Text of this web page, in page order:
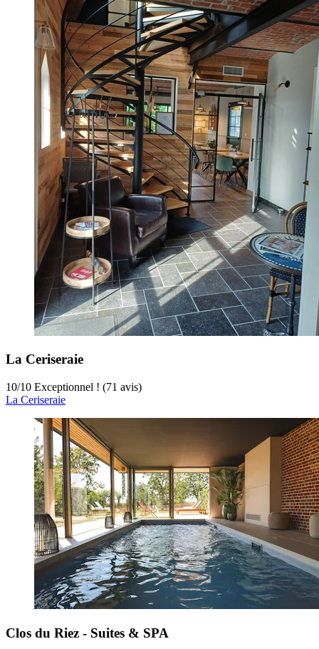
La Ceriseraie
10/10 Exceptionnel ! (71 avis)
La Ceriseraie
Clos du Riez - Suites & SPA